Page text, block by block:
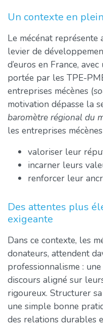
Un contexte en
Le mécénat représente
levier de
d’euros en France,
portée par les TPE-
entreprises mécènes (
motivation dépasse la
baromètre régional du
les entreprises
valoriser leur
incarner leurs
renforcer leur
Des attentes plus
exigeante
Dans ce contexte, les
donateurs, attendent
professionnalisme :
discours aligné sur
rigoureux. Structurer
une simple bonne
des relations durables